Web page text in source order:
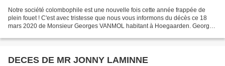
Notre société colombophile est une nouvelle fois cette année frappée de
plein fouet ! C'est avec tristesse que nous vous informons du décès ce 18
mars 2020 de Monsieur Georges VANMOL habitant à Hoegaarden. Georges
DECES DE MR JONNY LAMINNE